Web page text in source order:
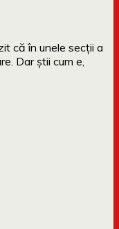
că în unele secții a
Dar știi cum e,